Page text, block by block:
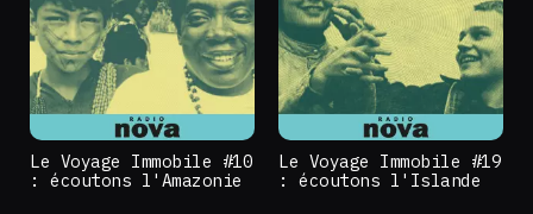
Le Voyage Immobile #10
: écoutons l'Amazonie
Le Voyage Immobile #19
: écoutons l'Islande